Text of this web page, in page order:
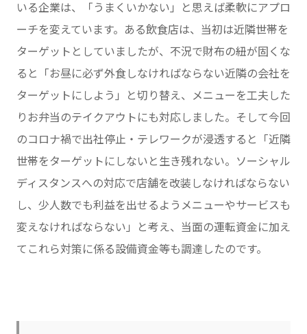
いる企業は、「うまくいかない」と思えば柔軟にアプロ
ーチを変えています。ある飲食店は、当初は近隣世帯を
ターゲットとしていましたが、不況で財布の紐が固くな
ると「お昼に必ず外食しなければならない近隣の会社を
ターゲットにしよう」と切り替え、メニューを工夫した
りお弁当のテイクアウトにも対応しました。そして今回
のコロナ禍で出社停止・テレワークが浸透すると「近隣
世帯をターゲットにしないと生き残れない。ソーシャル
ディスタンスへの対応で店舗を改装しなければならない
し、少人数でも利益を出せるようメニューやサービスも
変えなければならない」と考え、当面の運転資金に加え
てこれら対策に係る設備資金等も調達したのです。